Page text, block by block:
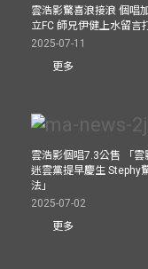
雲浩影驚喜浪接浪 個唱
立FC 師兄伊健上水留言
2025-07-11
更多
雲浩影個唱7.3公售 「
迷雲黨提早慶生 Stephy
法」
2025-07-02
更多